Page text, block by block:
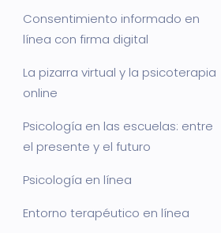
Consentimiento informado en
línea con firma digital
La pizarra virtual y la psicoterapia
online
Psicología en las escuelas: entre
el presente y el futuro
Psicología en línea
Entorno terapéutico en línea